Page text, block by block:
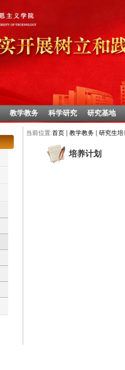
教学教务 科学研究 研究基地
当前位置:首页 教学教务 研究生培
培养计划